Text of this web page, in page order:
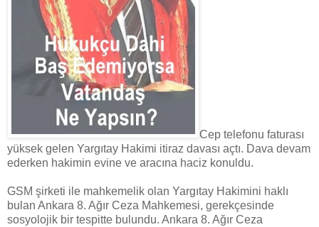
Cep telefonu faturası
yüksek gelen Yargıtay Hakimi itiraz davası açtı. Dava devam
ederken hakimin evine ve aracına haciz konuldu.
GSM şirketi ile mahkemelik olan Yargıtay Hakimini haklı
bulan Ankara 8. Ağır Ceza Mahkemesi, gerekçesinde
sosyolojik bir tespitte bulundu. Ankara 8. Ağır Ceza